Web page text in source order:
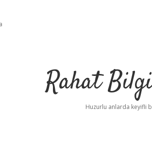
Rahat
Huzurlu anlarda keyifli